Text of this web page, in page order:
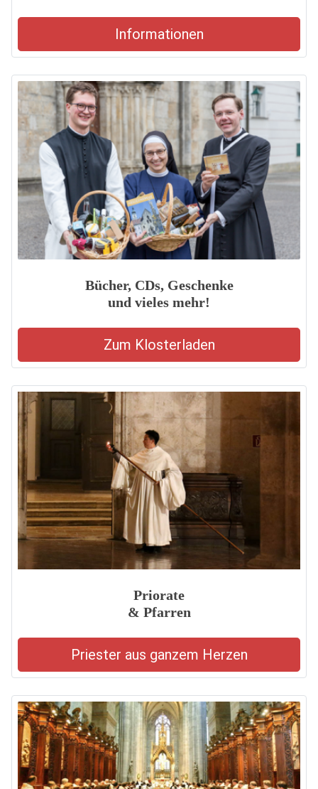
Informationen
Bücher, CDs, Geschenke
und vieles mehr!
Zum Klosterladen
Priorate
& Pfarren
Priester aus ganzem Herzen